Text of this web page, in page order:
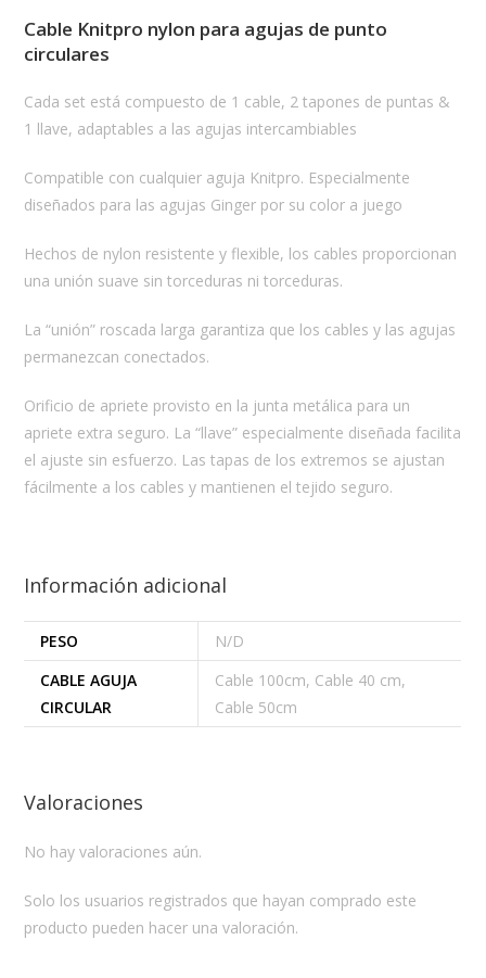
Cable Knitpro nylon para agujas de punto
circulares
Cada set está compuesto de 1 cable, 2 tapones de puntas &
1 llave, adaptables a las agujas intercambiables
Compatible con cualquier aguja Knitpro. Especialmente
diseñados para las agujas Ginger por su color a juego
Hechos de nylon resistente y flexible, los cables proporcionan
una unión suave sin torceduras ni torceduras.
La “unión” roscada larga garantiza que los cables y las agujas
permanezcan conectados.
Orificio de apriete provisto en la junta metálica para un
apriete extra seguro. La “llave” especialmente diseñada facilita
el ajuste sin esfuerzo. Las tapas de los extremos se ajustan
fácilmente a los cables y mantienen el tejido seguro.
Información adicional
PESO
N/D
CABLE AGUJA
CIRCULAR
Cable 100cm, Cable 40 cm,
Cable 50cm
Valoraciones
No hay valoraciones aún.
Solo los usuarios registrados que hayan comprado este
producto pueden hacer una valoración.